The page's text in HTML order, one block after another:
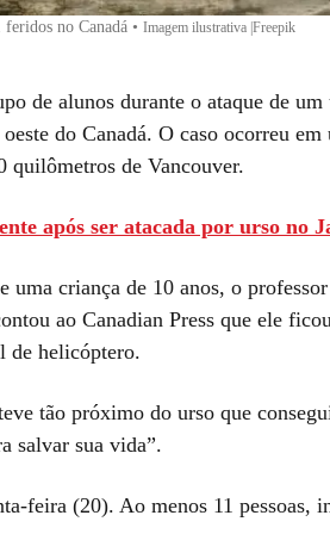
feridos no Canadá • Imagem ilustrativa |Freepik
de alunos durante o ataque de um
do Canadá. O caso ocorreu
quilômetros de Vancouver.
após ser atacada por urso no
uma criança de 10 anos, o
ao Canadian Press que ele
de helicóptero.
tão próximo do urso que
salvar sua vida”.
feira (20). Ao menos 11 pessoas,